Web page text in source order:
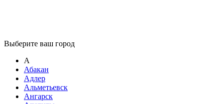
Выберите ваш город
А
Абакан
Адлер
Альметьевск
Ангарск